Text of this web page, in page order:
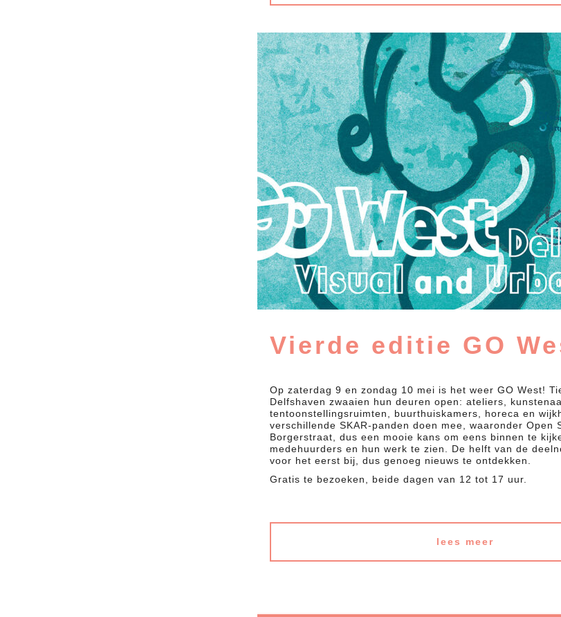
Vierde editie GO
Op zaterdag 9 en zondag 10 mei is het weer GO West!
Delfshaven zwaaien hun deuren open: ateliers,
tentoonstellingsruimten, buurthuiskamers, horeca en
verschillende SKAR-panden doen mee, waaronder Open
Borgerstraat, dus een mooie kans om eens binnen te
medehuurders en hun werk te zien. De helft van de
voor het eerst bij, dus genoeg nieuws te ontdekken.
Gratis te bezoeken, beide dagen van 12 tot 17 uur.
lees meer